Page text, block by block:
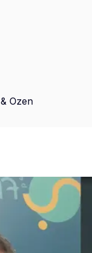
Ozen